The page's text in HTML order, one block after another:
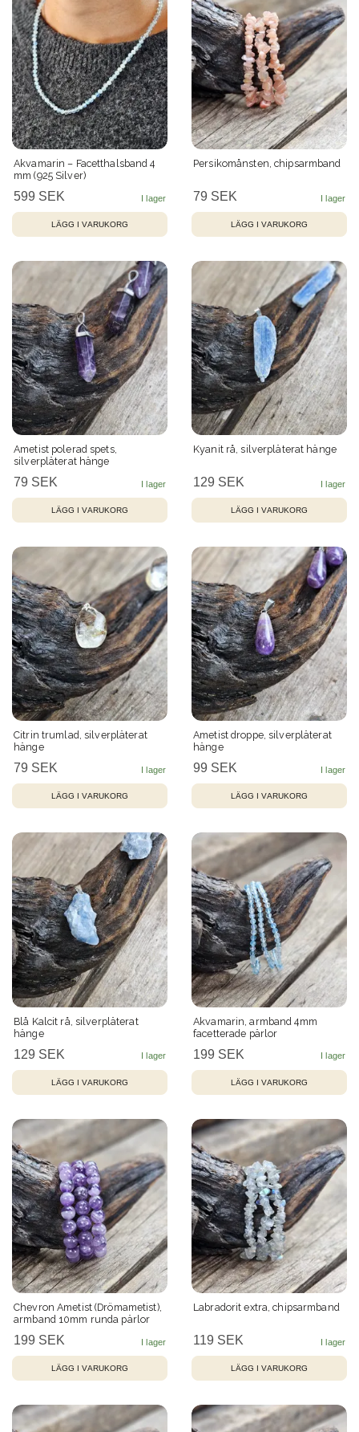
Akvamarin – Facetthalsband 4
mm (925 Silver)
599 SEK
Persikomånsten, chipsarmband
79 SEK
Ametist polerad spets,
silverpläterat hänge
79 SEK
Kyanit rå, silverpläterat hänge
129 SEK
Citrin trumlad, silverpläterat
hänge
79 SEK
Ametist droppe, silverpläterat
hänge
99 SEK
Blå Kalcit rå, silverpläterat
hänge
129 SEK
Akvamarin, armband 4mm
facetterade pärlor
199 SEK
Chevron Ametist (Drömametist),
armband 10mm runda pärlor
199 SEK
Labradorit extra, chipsarmband
119 SEK